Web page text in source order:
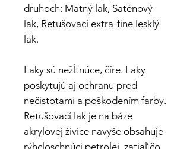
druhoch: Matný lak, Saténový
lak, Retušovací extra-fine lesklý
lak.
Laky sú nežĺtnúce, číre. Laky
poskytujú aj ochranu pred
nečistotami a poškodením farby.
Retušovací lak je na báze
akrylovej živice navyše obsahuje